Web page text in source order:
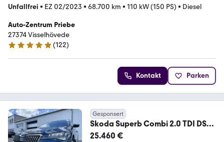
Unfallfrei • EZ 02/2023 • 68.700 km • 110 kW (150 PS) • Diesel
Auto-Zentrum Priebe
27374 Visselhövede
5 Sterne
(122)
Kontakt Parken
Gesponsert
Skoda Superb Combi 2.0 TDI DSG
Ambition 160€ m.20% Anz
25.460 €